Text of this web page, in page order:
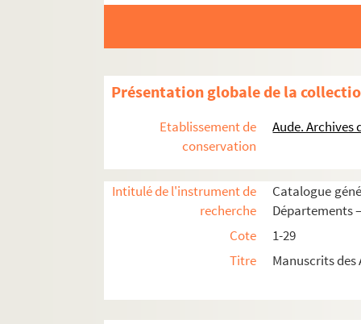
Présentation globale de la
Etablissement de
conservation
Aude.
Intitulé de l'instrument de
recherche
Catalogue
Départements
Cote
1-29
Titre
Manuscrits
1. « Extrait de l'instruction provisoire de 1774
2. « Leçons d'art militaire, professées à l'école